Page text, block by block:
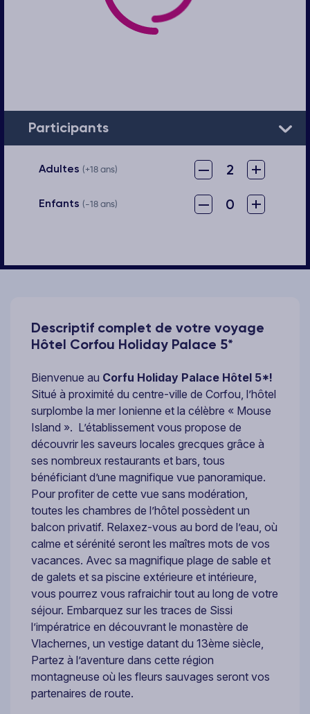
Participants
Adultes (+18 ans) – 2 +
Enfants (-18 ans) – 0 +
Descriptif complet de votre voyage
Hôtel Corfou Holiday Palace 5*
Bienvenue au Corfu Holiday Palace Hôtel 5*!
Situé à proximité du centre-ville de Corfou, l’hôtel
surplombe la mer Ionienne et la célèbre « Mouse
Island ». L’établissement vous propose de
découvrir les saveurs locales grecques grâce à
ses nombreux restaurants et bars, tous
bénéficiant d’une magnifique vue panoramique.
Pour profiter de cette vue sans modération,
toutes les chambres de l’hôtel possèdent un
balcon privatif. Relaxez-vous au bord de l’eau, où
calme et sérénité seront les maîtres mots de vos
vacances. Avec sa magnifique plage de sable et
de galets et sa piscine extérieure et intérieure,
vous pourrez vous rafraichir tout au long de votre
séjour. Embarquez sur les traces de Sissi
l’impératrice en découvrant le monastère de
Vlachernes, un vestige datant du 13ème siècle,
Partez à l’aventure dans cette région
montagneuse où les fleurs sauvages seront vos
partenaires de route.